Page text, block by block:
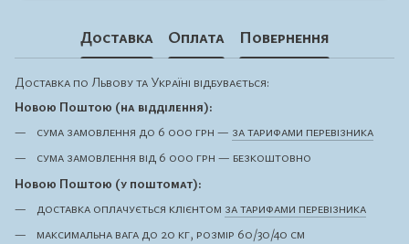
Доставка Оплата Повернення
Доставка по Львову та Україні відбувається:
Новою Поштою (на відділення):
сума замовлення до 6 000 грн — за тарифами перевізника
сума замовлення від 6 000 грн — безкоштовно
Новою Поштою (у поштомат):
доставка оплачується клієнтом за тарифами перевізника
максимальна вага до 20 кг, розмір 60/30/40 см